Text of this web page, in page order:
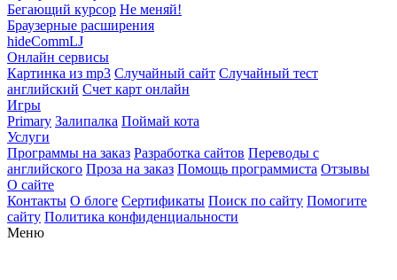
Бегающий курсор Не меняй!
Браузерные расширения
hideCommLJ
Онлайн сервисы
Картинка из mp3 Случайный сайт Случайный тест
английский Счет карт онлайн
Игры
Primary Залипалка Поймай кота
Услуги
Программы на заказ Разработка сайтов Переводы с
английского Проза на заказ Помощь программиста Отзывы
О сайте
Контакты О блоге Сертификаты Поиск по сайту Помогите
сайту Политика конфиденциальности
Меню